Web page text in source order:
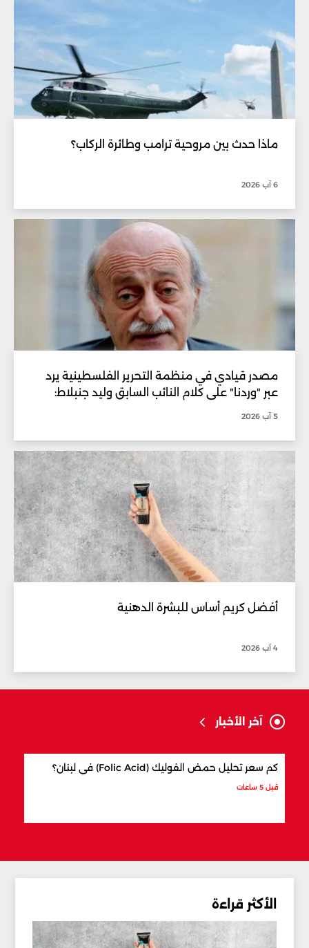
ماذا حدث بين مروحية ترامب وطائرة الركاب؟
6 آب 2026
مصدر قيادي في منظمة التحرير الفلسطينية يرد
عبر "وردنا" على كلام النائب السابق وليد جنبلاط:
5 آب 2026
أفضل كريم أساس للبشرة الدهنية
4 آب 2026
آخر الأخبار
كم سعر تحليل حمض الفوليك (Folic Acid) في لبنان؟
قبل 5 ساعات
الأكثر قراءة